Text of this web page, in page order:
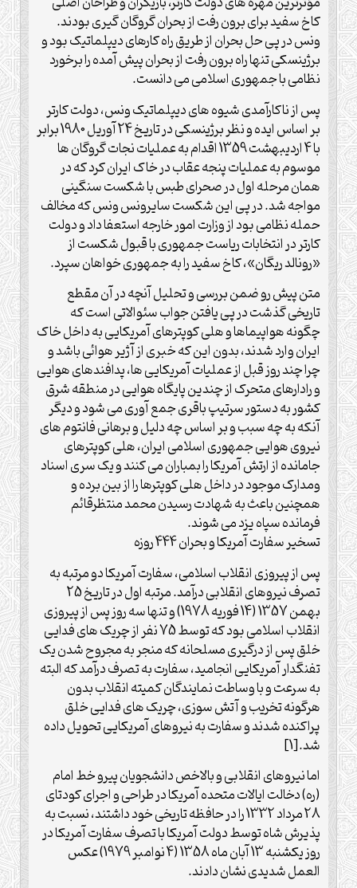
کاخ سفید برای برون رفت از بحران گروگان گیری بودند.
ونس در پی حل بحران از طریق راه کارهای دیپلماتیک بود و
برژینسکی تنها راه برون رفت از بحران پیش آمده را برخورد
نظامی با جمهوری اسلامی می دانست.
پس از ناکارآمدی شیوه های دیپلماتیک ونس، دولت کارتر
بر اساس ایده و نظر برژینسکی در تاریخ 24 آوریل 1980 برابر
با 4 اردیبهشت 1359 اقدام به عملیات نجات گروگان ها
موسوم به عملیات پنجه عقاب در خاک ایران کرد که در
همان مرحله اول در صحرای طبس با شکست سنگینی
مواجه شد. در پی این شکست سایرونس ونس که مخالف
حمله نظامی بود از وزارت امور خارجه استعفا داد و دولت
کارتر در انتخابات ریاست جمهوری با قبول شکست از
«رونالد ریگان»، کاخ سفید را به جمهوری خواهان سپرد.
متن پیش رو ضمن بررسی و تحلیل آنچه در آن مقطع
تاریخی گذشت در پی یافتن جواب سئوالاتی است که
چگونه هواپیماها و هلی کوپترهای آمریکایی به داخل خاک
ایران وارد شدند، بدون این که خبری از آژیر هوائی باشد و
چرا چند روز قبل از عملیات آمریکایی ها، پدافندهای هوایی
و رادارهای متحرک از چندین پایگاه هوایی در منطقه شرق
کشور به دستور سرتیپ باقری جمع آوری می شود و دیگر
آنکه به چه سبب و بر اساس چه دلیل و برهانی فانتوم های
نیروی هوایی جمهوری اسلامی ایران، هلی کوپترهای
جامانده از ارتش آمریکا را بمباران می کنند و یک سری اسناد
ومدارک موجود در داخل هلی کوپترها را از بین برده و
همچنین باعث به شهادت رسیدن محمد منتظرقائم
فرمانده سپاه یزد می شوند.
تسخیر سفارت آمریکا و بحران 444 روزه
پس از پیروزی انقلاب اسلامی، سفارت آمریکا دو مرتبه به
تصرف نیروهای انقلابی درآمد. مرتبه اول در تاریخ 25
بهمن 1357 (14 فوریه 1978) و تنها سه روز پس از پیروزی
انقلاب اسلامی بود که توسط 75 نفر از چریک های فدایی
خلق پس از درگیری مسلحانه که منجر به مجروح شدن یک
تفنگدار آمریکایی انجامید، سفارت به تصرف درآمد که البته
به سرعت و با وساطت نمایندگان کمیته انقلاب بدون
هرگونه تخریب و آتش سوزی، چریک های فدایی خلق
پراکنده شدند و سفارت به نیروهای آمریکایی تحویل داده
شد.[1]
اما نیروهای انقلابی و بالاخص دانشجویان پیرو خط امام
(ره) دخالت ایالات متحده آمریکا در طراحی و اجرای کودتای
28 مرداد 1332 را در حافظه تاریخی خود داشتند، نسبت به
پذیرش شاه توسط دولت آمریکا با تصرف سفارت آمریکا در
روز یکشنبه 13 آبان ماه 1358 (4 نوامبر 1979) عکس
العمل شدیدی نشان دادند.